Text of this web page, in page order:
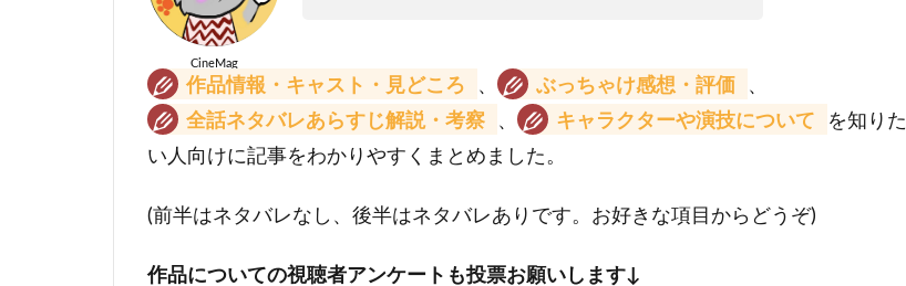
CineMag
作品情報・キャスト・見どころ 、 ぶっちゃけ感想・評価
、
全話ネタバレあらすじ解説・考察
、 キャラクターや演技について
を知りた
い人向けに記事をわかりやすくまとめました。
(前半はネタバレなし、後半はネタバレありです。お好きな項目からどうぞ)
作品についての視聴者アンケートも投票お願いします↓